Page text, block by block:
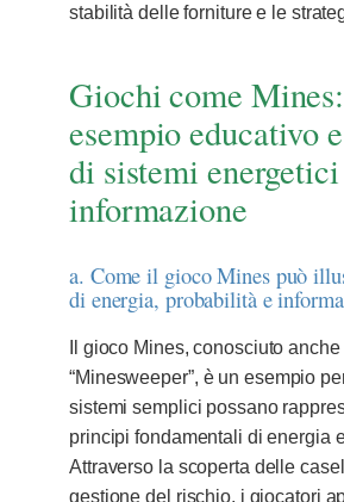
stabilità delle forniture e le
Giochi come
esempio educativo
di sistemi
informazione
a. Come il gioco Mines può
di energia, probabilità e
Il gioco Mines, conosciuto
“Minesweeper”, è un esempio
sistemi semplici possano
principi fondamentali di energia
Attraverso la scoperta delle
gestione del rischio, i giocatori